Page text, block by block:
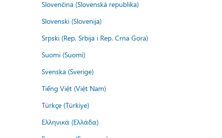
Slovenčina (Slovenská republika)
Slovenski (Slovenija)
Srpski (Rep. Srbija i Rep. Crna Gora)
Suomi (Suomi)
Svenska (Sverige)
Tiếng Việt (Việt Nam)
Türkçe (Türkiye)
Ελληνικά (Ελλάδα)